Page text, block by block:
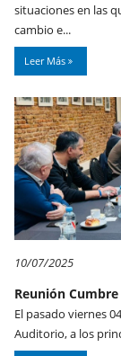
situaciones en las
cambio e...
Leer Más
10/07/2025
Reunión
El pasado viernes
Auditorio, a los